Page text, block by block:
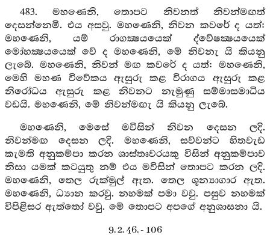
483. මහණෙනි, තොපට නිවනත් නිවන්මඟත්
දෙසන්නෙමි. එය අසවු. මහණෙනි, නිවන කවරේ ද යත්:
මහණෙනි, යම් රාගක්‍ෂයයෙක් ද්වේෂක්‍ෂයයෙක්
මෝහක්‍ෂයයෙක් වේ ද මහණෙනි, මේ නිවනැ යි කියනු
ලැබේ. මහණෙනි, නිවන් මඟ කවරේ ද යත්: මහණෙනි,
මෙහි මහණ විවේකය ඇසුරු කළ විරාගය ඇසුරු කළ
නිරෝධය ඇසුරු කළ නිවනට නැමුණු සම්මාසමාධිය
වඩයි. මහණෙනි, මේ නිවන්මඟැ යි කියනු ලැබේ.
මහණෙනි, මෙසේ මවිසින් නිවන දෙසන ලදි.
නිවන්මඟ දෙසන ලදි. මහණෙනි, සව්වන්ට හිතවැඩ
කැමති අනුකම්පා කරන ශාස්තෘවරයකු විසින් අනුකම්පාව
නිසා යමක් කටයුතු නම් එය මවිසින් තොපට කරන ලදි.
මහණෙනි, තෙල රුක්මුල් ඇත. තෙල ශූන්‍යාගාර ඇත.
මහණෙනි, ධ්‍යාන කරවු. නහමක් පමා වවු. පසුව නහමක්
විපිළිසර ඇත්තෝ වවු. මේ තොපට අපගේ අනුශාසනා යි.
9. 2. 46. - 106